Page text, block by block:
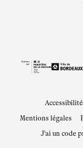
Mentions légales
J'ai un code